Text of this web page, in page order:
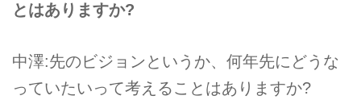
とはありますか?
中澤:先のビジョンというか、何年先にどうな
っていたいって考えることはありますか?